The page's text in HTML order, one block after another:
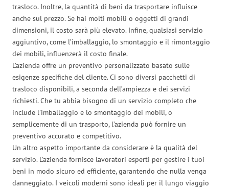
trasloco. Inoltre, la quantità di beni da trasportare influisce
anche sul prezzo. Se hai molti mobili o oggetti di grandi
dimensioni, il costo sarà più elevato. Infine, qualsiasi servizio
aggiuntivo, come l’imballaggio, lo smontaggio e il rimontaggio
dei mobili, influenzerà il costo finale.
L’azienda offre un preventivo personalizzato basato sulle
esigenze specifiche del cliente. Ci sono diversi pacchetti di
trasloco disponibili, a seconda dell’ampiezza e dei servizi
richiesti. Che tu abbia bisogno di un servizio completo che
include l’imballaggio e lo smontaggio dei mobili, o
semplicemente di un trasporto, l’azienda può fornire un
preventivo accurato e competitivo.
Un altro aspetto importante da considerare è la qualità del
servizio. L’azienda fornisce lavoratori esperti per gestire i tuoi
beni in modo sicuro ed efficiente, garantendo che nulla venga
danneggiato. I veicoli moderni sono ideali per il lungo viaggio